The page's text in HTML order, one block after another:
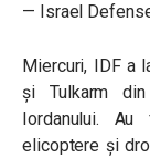
— Israel
Miercuri, IDF a
și Tulkarm
Iordanului. Au
elicoptere și